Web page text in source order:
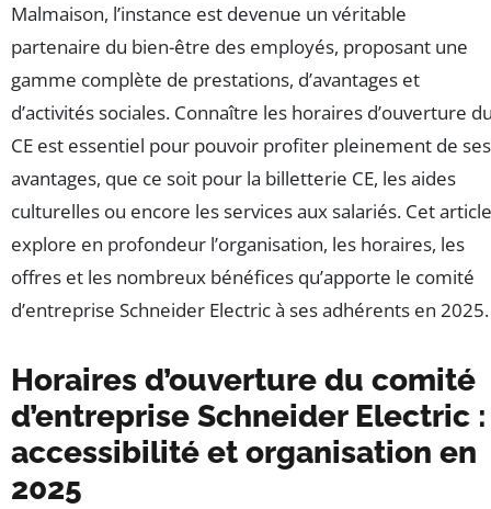
Malmaison, l’instance est devenue un véritable
partenaire du bien-être des employés, proposant une
gamme complète de prestations, d’avantages et
d’activités sociales. Connaître les horaires d’ouverture
CE est essentiel pour pouvoir profiter pleinement de ses
avantages, que ce soit pour la billetterie CE, les aides
culturelles ou encore les services aux salariés. Cet article
explore en profondeur l’organisation, les horaires, les
offres et les nombreux bénéfices qu’apporte le comité
d’entreprise Schneider Electric à ses adhérents en 2025.
Horaires d’ouverture du comité
d’entreprise Schneider Electric :
accessibilité et organisation en
2025